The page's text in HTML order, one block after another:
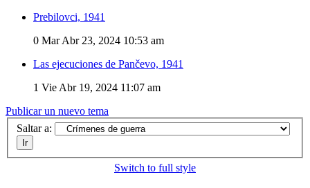
Prebilovci, 1941
0 Mar Abr 23, 2024 10:53 am
Las ejecuciones de Pančevo, 1941
1 Vie Abr 19, 2024 11:07 am
Publicar un nuevo tema
Saltar a:
Switch to full style